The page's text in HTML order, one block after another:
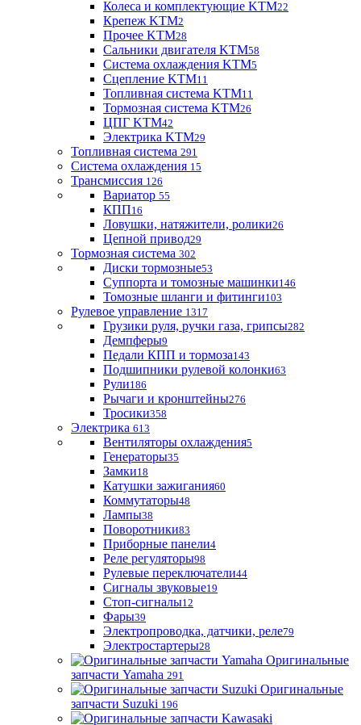
Колеса и комплектующие KTM22
Крепеж KTM2
Прочее KTM28
Сальники двигателя KTM58
Система охлаждения KTM5
Сцепление KTM11
Топливная система KTM11
Тормозная система KTM26
ЦПГ KTM42
Электрика KTM29
Топливная система 291
Система охлаждения 15
Трансмиссия 126
Вариатор 55
КПП16
Ловушки, натяжители, ролики26
Цепной привод29
Тормозная система 302
Диски тормозные53
Суппорта и томозные машинки146
Томозные шланги и фитинги103
Рулевое управление 1317
Грузики руля, ручки газа, грипсы282
Демпферы9
Педали КПП и тормоза143
Подшипники рулевой колонки63
Рули186
Рычаги и кронштейны276
Тросики358
Электрика 613
Вентиляторы охлаждения5
Генераторы35
Замки18
Катушки зажигания60
Коммутаторы48
Лампы38
Поворотники83
Приборные панели4
Реле регуляторы98
Рулевые переключатели44
Сигналы звуковые19
Стоп-сигналы12
Фары39
Электропроводка, датчики, реле79
Электростартеры28
Оригинальные
запчасти Yamaha 291
Оригинальные
запчасти Suzuki 196